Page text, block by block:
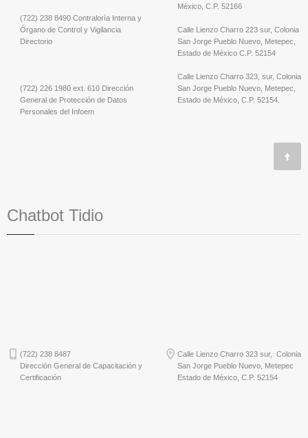
(722) 238 8490 Contraloría Interna y
Órgano de Control y Vigilancia
Directorio
(722) 226 1980 ext. 610 Dirección
General de Protección de Datos
Personales del Infoem
México, C.P. 52166
Calle Lienzo Charro 223 sur, Colonia
San Jorge Pueblo Nuevo, Metepec,
Estado de México C.P. 52154
Calle Lienzo Charro 323, sur, Colonia
San Jorge Pueblo Nuevo, Metepec,
Estado de México, C.P. 52154.
Chatbot Tidio
(722) 238 8487
Dirección General de Capacitación y
Certificación
Calle Lienzo Charro 323 sur, Colonia
San Jorge Pueblo Nuevo, Metepec
Estado de México, C.P. 52154